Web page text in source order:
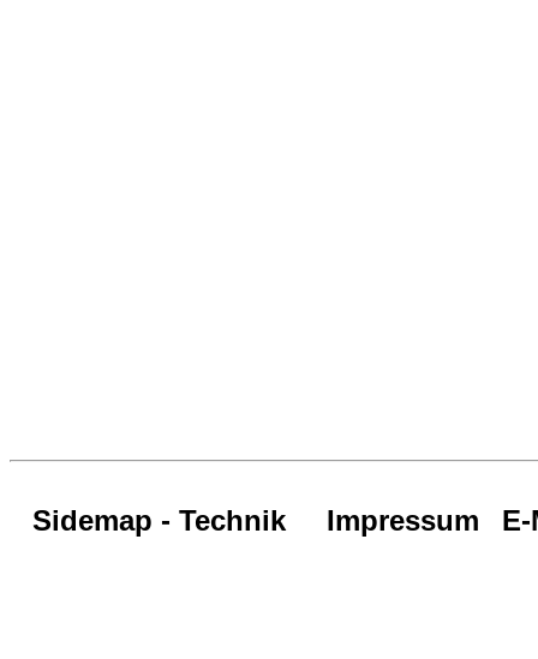
Sidemap - Technik Impressum